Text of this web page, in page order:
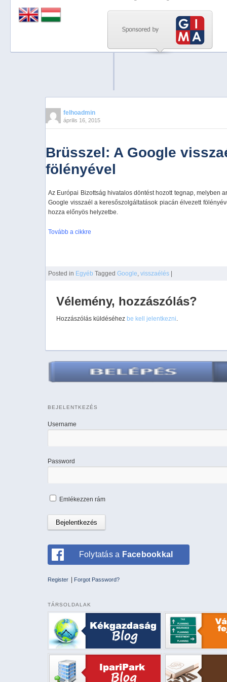
felhoadmin
április 16, 2015
Brüsszel: A Google
fölényével
Az Európai Bizottság hivatalos döntést hozott tegnap, melyben
Google visszaél a keresőszolgáltatások piacán élvezett
hozza előnyös helyzetbe.
Tovább a cikkre
Posted in Egyéb Tagged Google visszaélés |
Vélemény, hozzászólás?
Hozzászólás küldéséhez be kell jelentkezni.
BEJELENTKEZÉS
Username
Password
Emlékezzen rám
Folytatás a Facebookkal
Register Forgot Password?
TÁRSOLDALAK